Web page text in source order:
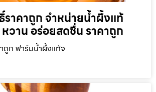
ราคาถูก จำหน่ายน้ำผึ้งแท้
วาน อร่อยสดชื่น ราคาถูก
ถูก ฟาร์มน้ำผึ้งแท้จ